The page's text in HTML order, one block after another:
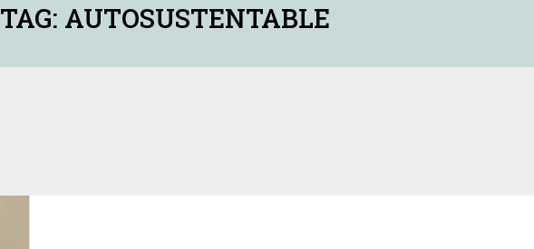
TAG: AUTOSUSTENTABLE